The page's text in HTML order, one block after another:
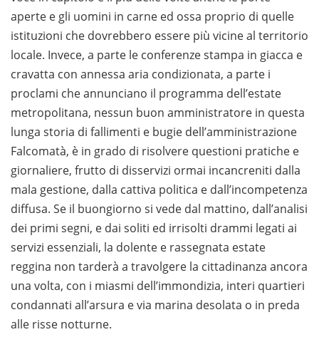
aperte e gli uomini in carne ed ossa proprio di quelle
istituzioni che dovrebbero essere più vicine al territorio
locale. Invece, a parte le conferenze stampa in giacca e
cravatta con annessa aria condizionata, a parte i
proclami che annunciano il programma dell’estate
metropolitana, nessun buon amministratore in questa
lunga storia di fallimenti e bugie dell’amministrazione
Falcomatà, è in grado di risolvere questioni pratiche e
giornaliere, frutto di disservizi ormai incancreniti dalla
mala gestione, dalla cattiva politica e dall’incompetenza
diffusa. Se il buongiorno si vede dal mattino, dall’analisi
dei primi segni, e dai soliti ed irrisolti drammi legati ai
servizi essenziali, la dolente e rassegnata estate
reggina non tarderà a travolgere la cittadinanza ancora
una volta, con i miasmi dell’immondizia, interi quartieri
condannati all’arsura e via marina desolata o in preda
alle risse notturne.